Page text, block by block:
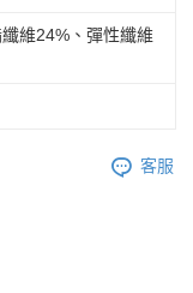
維24%、彈性纖維
客服